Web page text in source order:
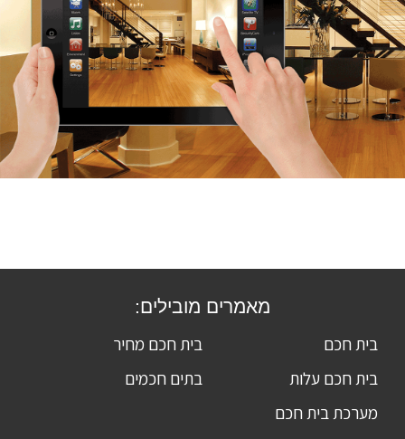
מאמרים מובילים:
בית חכם
בית חכם מחיר
בית חכם עלות
בתים חכמים
מערכת בית חכם